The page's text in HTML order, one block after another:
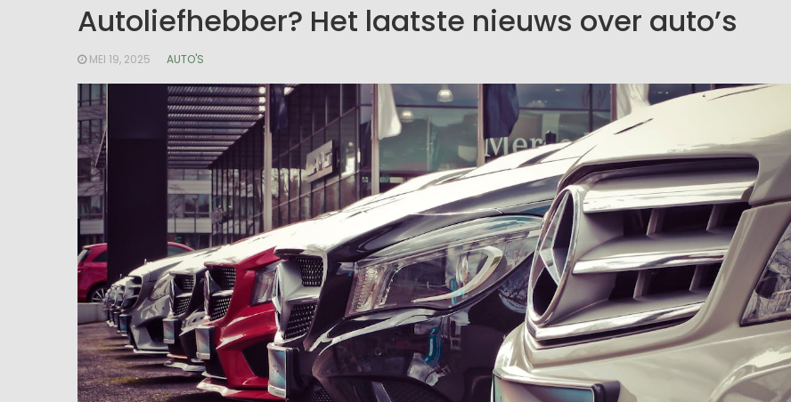
Autoliefhebber? Het laatste nieuws over auto’s
MEI 19, 2025 AUTO'S